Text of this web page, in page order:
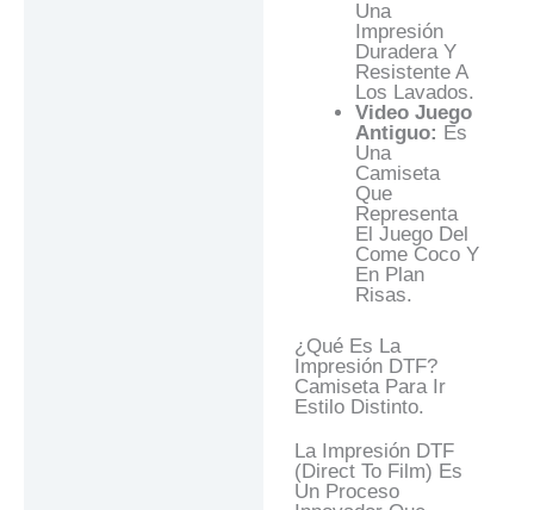
Una
Impresión
Duradera Y
Resistente A
Los Lavados.
Video Juego
Antiguo: Es
Una
Camiseta
Que
Representa
El Juego Del
Come Coco Y
En Plan
Risas.
¿Qué Es La
Impresión DTF?
Camiseta Para Ir
Estilo Distinto.
La Impresión DTF
(Direct To Film) Es
Un Proceso